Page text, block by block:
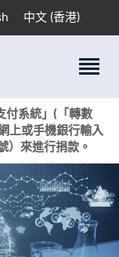
中文 (香港)
付系統」(「轉數
上或手機銀行輸入
）來進行捐款。